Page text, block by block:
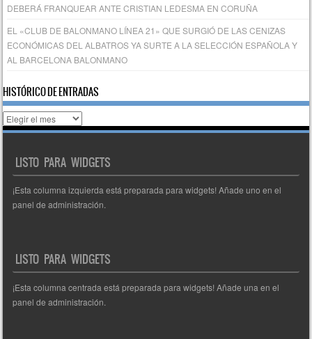
DEBERÁ FRANQUEAR ANTE CRISTIAN LEDESMA EN CORUÑA
EL «CLUB DE BALONMANO LÍNEA 21» QUE SURGIÓ DE LAS CENIZAS
ECONÓMICAS DEL ALBATROS YA SURTE A LA SELECCIÓN ESPAÑOLA Y
AL BARCELONA BALONMANO
HISTÓRICO DE ENTRADAS
Histórico
de
LISTO PARA WIDGETS
¡Esta columna izquierda está preparada para widgets! Añade uno en el
panel de administración.
LISTO PARA WIDGETS
¡Esta columna centrada está preparada para widgets! Añade una en el
panel de administración.